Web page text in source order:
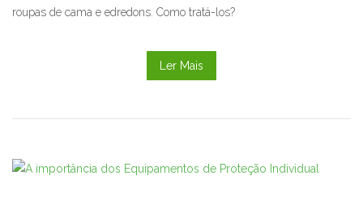
roupas de cama e edredons. Como tratá-los?
Ler Mais